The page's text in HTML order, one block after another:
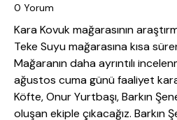
0 Yorum
Kara Kovuk mağarasının
Teke Suyu mağarasına kısa
Mağaranın daha ayrıntılı
ağustos cuma günü faaliyet
Köfte, Onur Yurtbaşı, Barkın
oluşan ekiple çıkacağız. Barkın